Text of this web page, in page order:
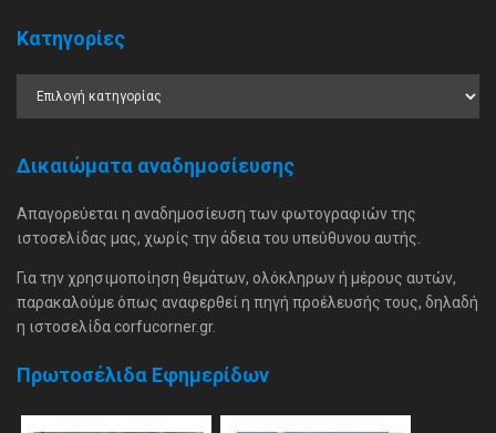
Κατηγορίες
Δικαιώματα αναδημοσίευσης
Απαγορεύεται η αναδημοσίευση των φωτογραφιών της
ιστοσελίδας μας, χωρίς την άδεια του υπεύθυνου αυτής.
Για την χρησιμοποίηση θεμάτων, ολόκληρων ή μέρους αυτών,
παρακαλούμε όπως αναφερθεί η πηγή προέλευσής τους, δηλαδή
η ιστοσελίδα corfucorner.gr.
Πρωτοσέλιδα Εφημερίδων